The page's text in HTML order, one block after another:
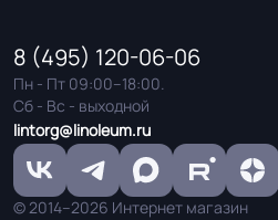
8 (495) 120-06-06
Пн - Пт 09:00–18:00.
Сб - Вс - выходной
lintorg@linoleum.ru
© 2014–2026 Интернет магазин